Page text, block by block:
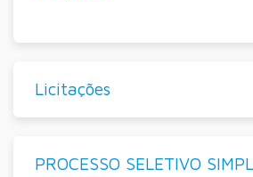
Licitações
PROCESSO SELETIVO